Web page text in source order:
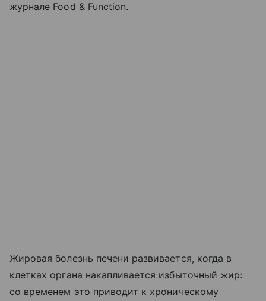
журнале Food & Function.
Жировая болезнь печени развивается, когда в
клетках органа накапливается избыточный жир:
со временем это приводит к хроническому